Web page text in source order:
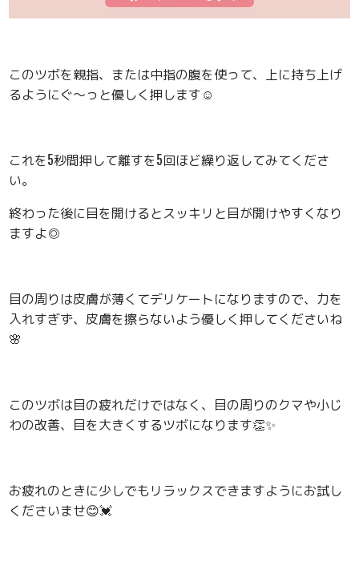
このツボを親指、または中指の腹を使って、上に持ち上げ
るようにぐ〜っと優しく押します☺️
これを5秒間押して離すを5回ほど繰り返してみてくださ
い。
終わった後に目を開けるとスッキリと目が開けやすくなり
ますよ◎
目の周りは皮膚が薄くてデリケートになりますので、力を
入れすぎず、皮膚を擦らないよう優しく押してくださいね
🌸
このツボは目の疲れだけではなく、目の周りのクマや小じ
わの改善、目を大きくするツボになります👏✨
お疲れのときに少しでもリラックスできますようにお試し
くださいませ😊💓